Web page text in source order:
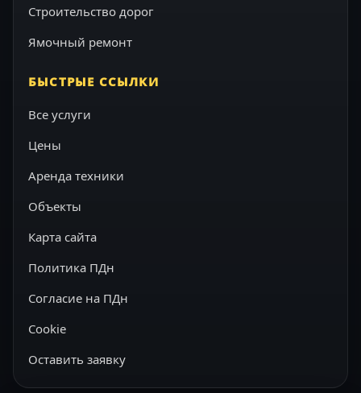
Строительство дорог
Ямочный ремонт
БЫСТРЫЕ ССЫЛКИ
Все услуги
Цены
Аренда техники
Объекты
Карта сайта
Политика ПДн
Согласие на ПДн
Cookie
Оставить заявку